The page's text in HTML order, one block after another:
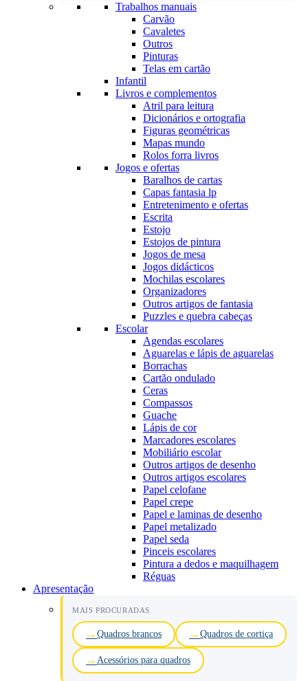
Trabalhos manuais
Carvão
Cavaletes
Outros
Pinturas
Telas em cartão
Infantil
Livros e complementos
Atril para leitura
Dicionários e ortografia
Figuras geométricas
Mapas mundo
Rolos forra livros
Jogos e ofertas
Baralhos de cartas
Capas fantasia lp
Entretenimento e ofertas
Escrita
Estojo
Estojos de pintura
Jogos de mesa
Jogos didácticos
Mochilas escolares
Organizadores
Outros artigos de fantasia
Puzzles e quebra cabeças
Escolar
Agendas escolares
Aguarelas e lápis de aguarelas
Borrachas
Cartão ondulado
Ceras
Compassos
Guache
Lápis de cor
Marcadores escolares
Mobiliário escolar
Outros artigos de desenho
Outros artigos escolares
Papel celofane
Papel crepe
Papel e laminas de desenho
Papel metalizado
Papel seda
Pinceis escolares
Pintura a dedos e maquilhagem
Réguas
Apresentação
MAIS PROCURADAS
Quadros brancos Quadros de cortiça
Acessórios para quadros